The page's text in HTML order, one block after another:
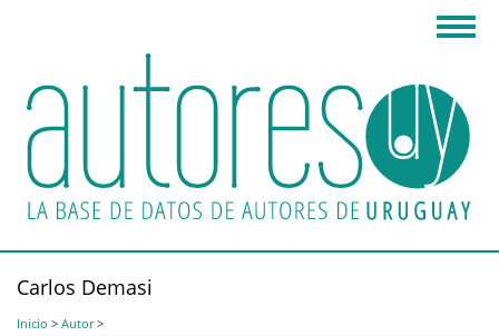
principal
Carlos Demasi
Inicio > Autor>